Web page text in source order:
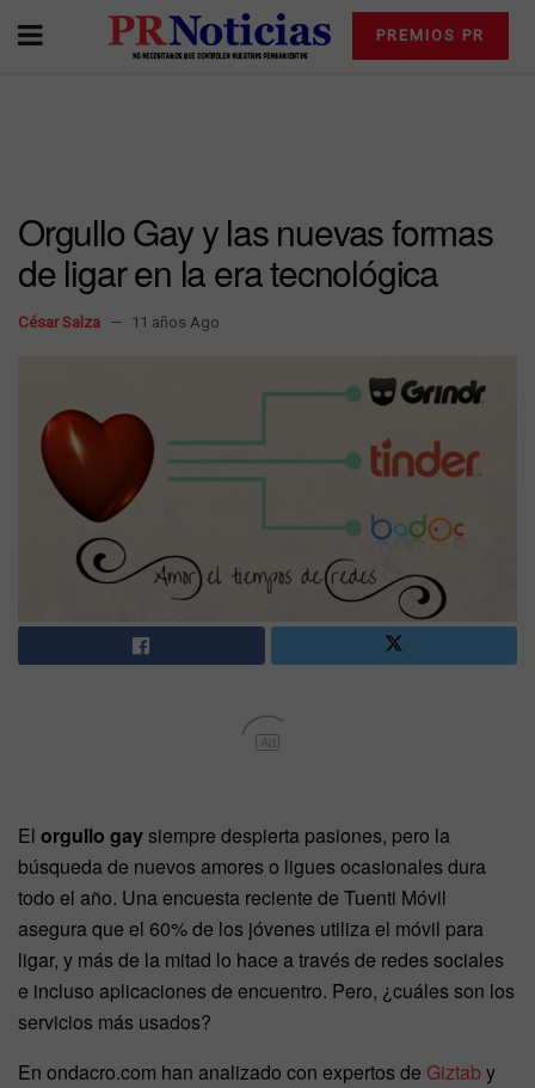
PREMIOS PR
Orgullo Gay y las nuevas formas
de ligar en la era tecnológica
César Salza 11 años Ago
Ad
El orgullo gaysiempre despierta pasiones, pero la
búsqueda de nuevos amores o ligues ocasionales dura
todo el año. Una encuesta reciente de Tuenti Móvil
asegura que el 60% de los jóvenes utiliza el móvil para
ligar, y más de la mitad lo hace a través de redes sociales
e incluso aplicaciones de encuentro. Pero, ¿cuáles son los
servicios más usados?
En ondacro.com han analizado con expertos de Giztaby